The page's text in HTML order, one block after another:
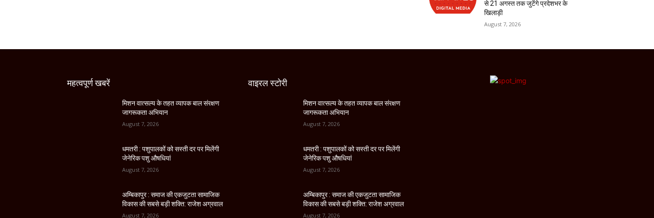
से 21 अगस्त तक जुटेंगे प्रदेशभर के
खिलाड़ी
August 7, 2026
महत्वपूर्ण खबरें
मिशन वात्सल्य के तहत व्यापक बाल संरक्षण
जागरूकता अभियान
August 7, 2026
धमतरी : पशुपालकों को सस्ती दर पर मिलेंगी
जेनेरिक पशु औषधियां
August 7, 2026
अम्बिकापुर : समाज की एकजुटता सामाजिक
विकास की सबसे बड़ी शक्ति: राजेश अग्रवाल
August 7, 2026
वाइरल स्टोरी
मिशन वात्सल्य के तहत व्यापक बाल संरक्षण
जागरूकता अभियान
August 7, 2026
धमतरी : पशुपालकों को सस्ती दर पर मिलेंगी
जेनेरिक पशु औषधियां
August 7, 2026
अम्बिकापुर : समाज की एकजुटता सामाजिक
विकास की सबसे बड़ी शक्ति: राजेश अग्रवाल
August 7, 2026